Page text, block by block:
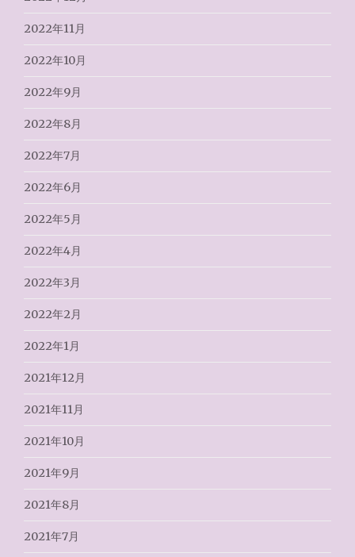
2022年11月
2022年10月
2022年9月
2022年8月
2022年7月
2022年6月
2022年5月
2022年4月
2022年3月
2022年2月
2022年1月
2021年12月
2021年11月
2021年10月
2021年9月
2021年8月
2021年7月